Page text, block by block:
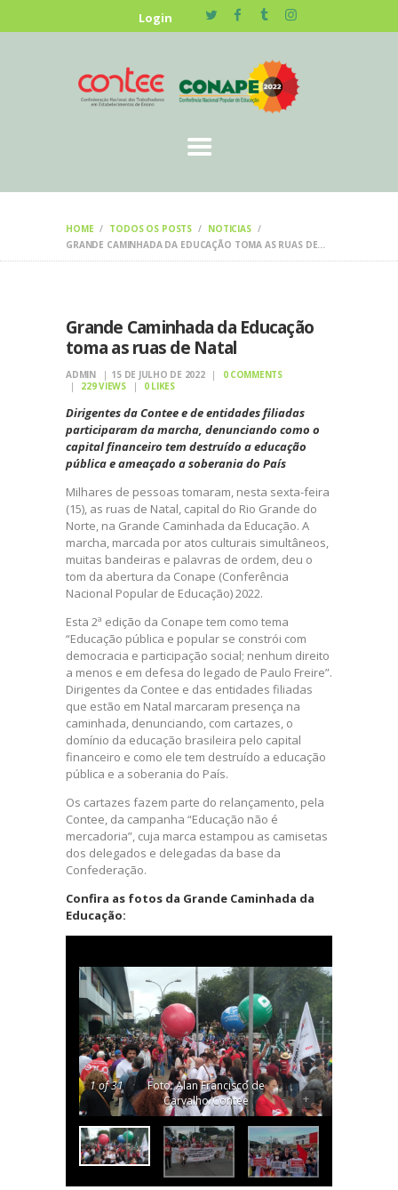
Login
HOME TODOS OS POSTS
NOTICIAS
GRANDE CAMINHADA DA EDUCAÇÃO TOMA AS RUAS DE...
HOME
Grande Caminhada da Educação
toma as ruas de Natal
ADMIN 15 DE JULHO DE 2022 0 COMMENTS
229VIEWS 0 LIKES
Dirigentes da Contee e de entidades filiadas
participaram da marcha, denunciando como o
capital financeiro tem destruído a educação
pública e ameaçado a soberania do País
Milhares de pessoas tomaram, nesta sexta-feira
(15), as ruas de Natal, capital do Rio Grande do
Norte, na Grande Caminhada da Educação. A
marcha, marcada por atos culturais simultâneos,
muitas bandeiras e palavras de ordem, deu o
tom da abertura da Conape (Conferência
Nacional Popular de Educação) 2022.
Esta 2ª edição da Conape tem como tema
“Educação pública e popular se constrói com
democracia e participação social; nenhum direito
a menos e em defesa do legado de Paulo Freire”.
Dirigentes da Contee e das entidades filiadas
que estão em Natal marcaram presença na
caminhada, denunciando, com cartazes, o
domínio da educação brasileira pelo capital
financeiro e como ele tem destruído a educação
pública e a soberania do País.
Os cartazes fazem parte do relançamento, pela
Contee, da campanha “Educação não é
mercadoria”, cuja marca estampou as camisetas
dos delegados e delegadas da base da
Confederação.
Confira as fotos da Grande Caminhada da
Educação:
1of 31
Foto: Alan Francisco de
Carvalho/Contee
- +